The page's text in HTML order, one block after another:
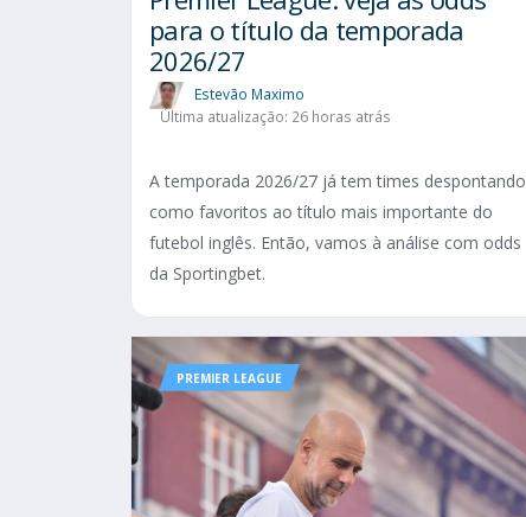
para o título da temporada
2026/27
Estevão Maximo
Última atualização: 26 horas atrás
A temporada 2026/27 já tem times despontando
como favoritos ao título mais importante do
futebol inglês. Então, vamos à análise com odds
da Sportingbet.
PREMIER LEAGUE